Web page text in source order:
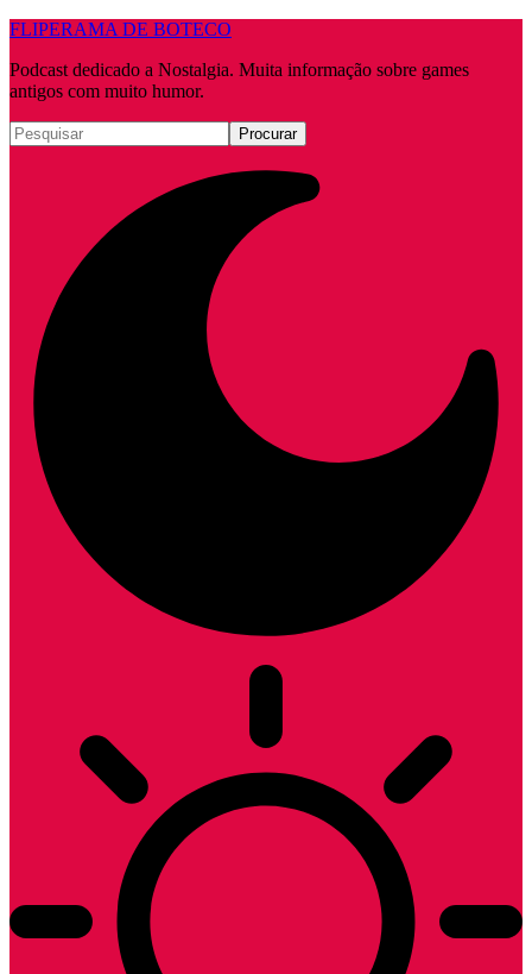
FLIPERAMA DE BOTECO
Podcast dedicado a Nostalgia. Muita informação sobre games
antigos com muito humor.